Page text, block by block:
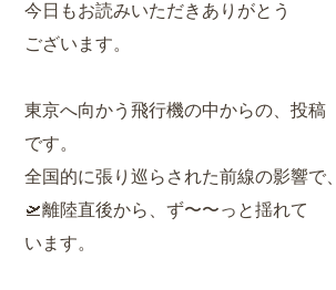
今日もお読みいただきありがとう
ございます。
東京へ向かう飛行機の中からの、投稿
です。
全国的に張り巡らされた前線の影響で、
🛫離陸直後から、ず〜〜っと揺れて
います。